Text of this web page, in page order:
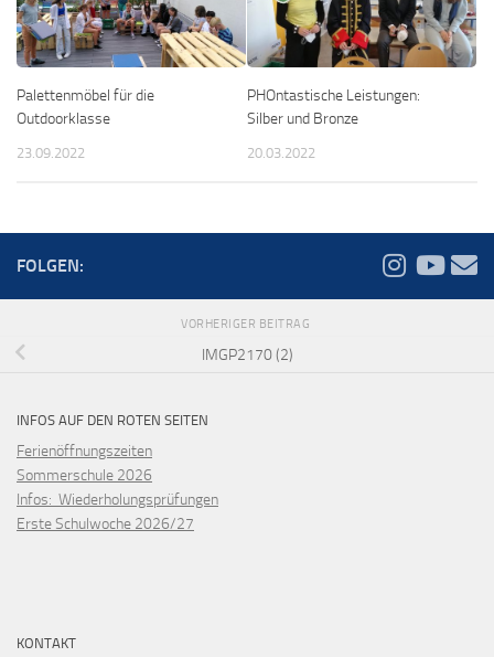
Palettenmöbel für die
Outdoorklasse
23.09.2022
PHOntastische Leistungen:
Silber und Bronze
20.03.2022
FOLGEN:
VORHERIGER BEITRAG
IMGP2170 (2)
INFOS AUF DEN ROTEN SEITEN
Ferienöffnungszeiten
Sommerschule 2026
Infos: Wiederholungsprüfungen
Erste Schulwoche 2026/27
KONTAKT